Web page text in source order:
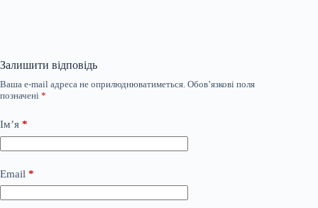
Залишити відповідь
Ваша e-mail адреса не оприлюднюватиметься. Обов’язкові поля
позначені *
Ім’я *
Email *